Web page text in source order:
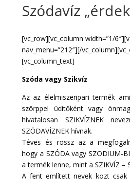
Szódavíz
[vc_row][vc_column width=”1/
nav_menu=”212″][/
[vc_column_text]
Szóda vagy Szikvíz
Az az élelmiszeripari termék
szörppel üdítőként vagy
hivatalosan SZIKVÍZNEK
SZÓDAVÍZNEK hívnak.
Téves és rossz az a
hogy a SZÓDA vagy SZODIUM-
a termék lenne, mint a SZIKVÍZ –
A fent említett nevek közt csak